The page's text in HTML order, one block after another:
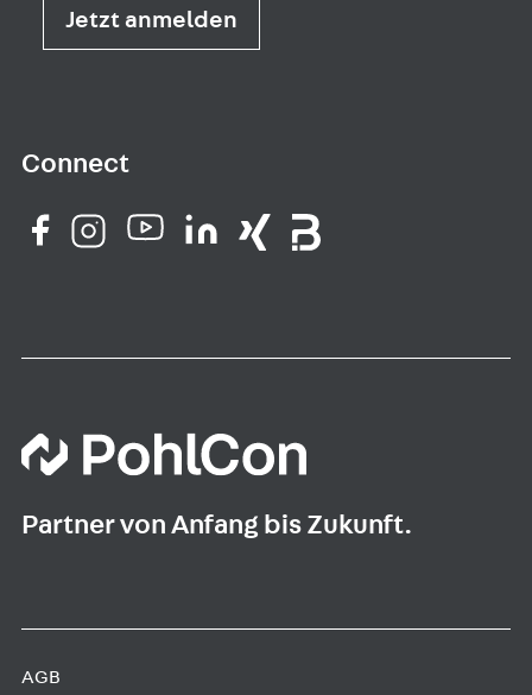
Jetzt anmelden
Connect
Partner von Anfang bis Zukunft.
AGB